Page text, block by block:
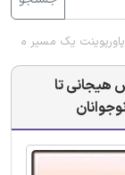
پاورپوینت یک مسیر
هیجانی تا